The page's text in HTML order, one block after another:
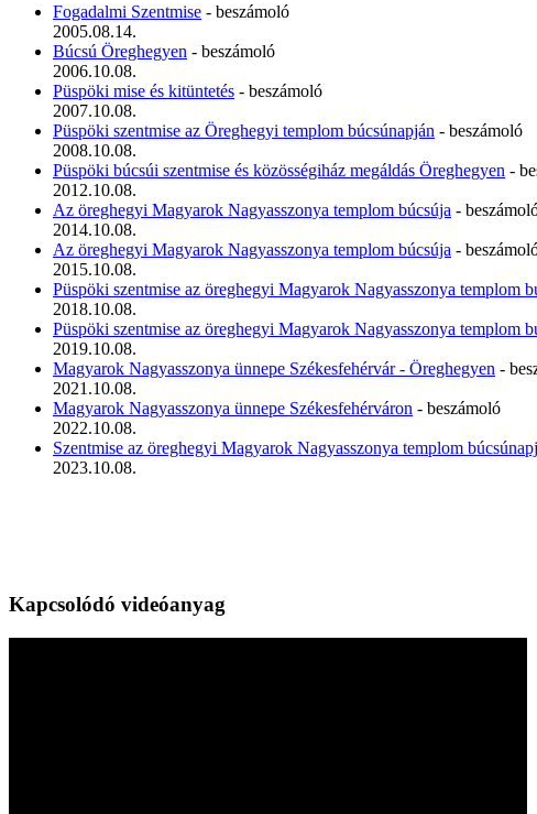
Fogadalmi Szentmise - beszámoló
2005.08.14.
Búcsú Öreghegyen - beszámoló
2006.10.08.
Püspöki mise és kitüntetés - beszámoló
2007.10.08.
Püspöki szentmise az Öreghegyi templom búcsúnapján - beszámoló
2008.10.08.
Püspöki búcsúi szentmise és közösségiház megáldás Öreghegyen -
2012.10.08.
Az öreghegyi Magyarok Nagyasszonya templom búcsúja -
2014.10.08.
Az öreghegyi Magyarok Nagyasszonya templom búcsúja -
2015.10.08.
Püspöki szentmise az öreghegyi Magyarok Nagyasszonya templom
2018.10.08.
Püspöki szentmise az öreghegyi Magyarok Nagyasszonya templom
2019.10.08.
Magyarok Nagyasszonya ünnepe Székesfehérvár - Öreghegyen -
2021.10.08.
Magyarok Nagyasszonya ünnepe Székesfehérváron - beszámoló
2022.10.08.
Szentmise az öreghegyi Magyarok Nagyasszonya templom
2023.10.08.
Kapcsolódó videóanyag